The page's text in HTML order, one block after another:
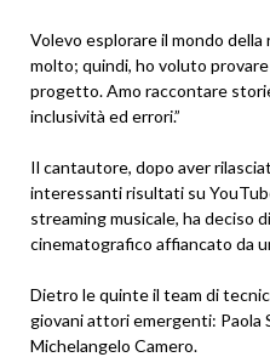
Volevo esplorare il mondo
molto; quindi, ho voluto
progetto. Amo raccontare
inclusività ed errori.”
Il cantautore, dopo aver
interessanti risultati su
streaming musicale, ha deciso
cinematografico affiancato da
Dietro le quinte il team di
giovani attori emergenti: Paola
Michelangelo Camero.